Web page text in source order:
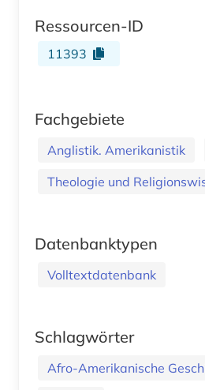
Ressourcen-ID
11393
Fachgebiete
Anglistik. Amerikanistik
Theologie und
Datenbanktypen
Volltextdatenbank
Schlagwörter
Afro-Amerikanische